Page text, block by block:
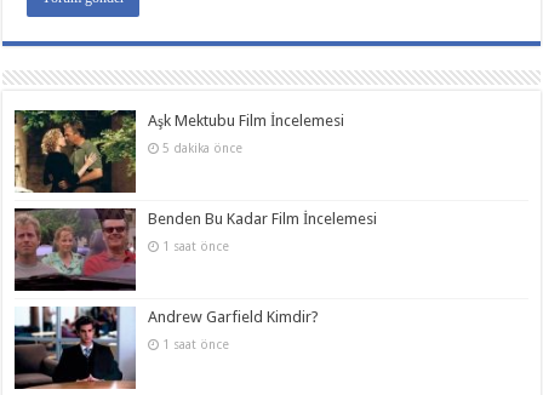
Aşk Mektubu Film İncelemesi
5 dakika önce
Benden Bu Kadar Film İncelemesi
1 saat önce
Andrew Garfield Kimdir?
1 saat önce